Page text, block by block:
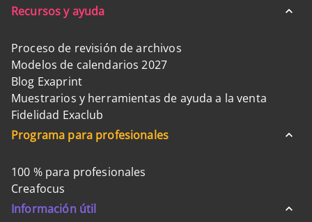
Recursos y ayuda
Proceso de revisión de archivos
Modelos de calendarios 2027
Blog Exaprint
Muestrarios y herramientas de ayuda a la venta
Fidelidad Exaclub
Programa para profesionales
100 % para profesionales
Creafocus
Información útil